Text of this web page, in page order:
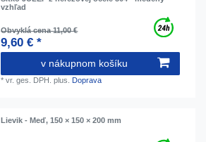
vzhľad
Obvyklá cena 11,00 €
9,60 € *
v nákupnom košíku
*vr. ges. DPH. plus. Doprava
Lievik - Meď, 150 × 150 × 200 mm